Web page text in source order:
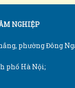
NGHIỆP
phường Đông
phố Hà Nội;